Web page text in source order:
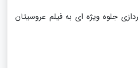
جلوه ویژه ای به فیلم عروسیتان